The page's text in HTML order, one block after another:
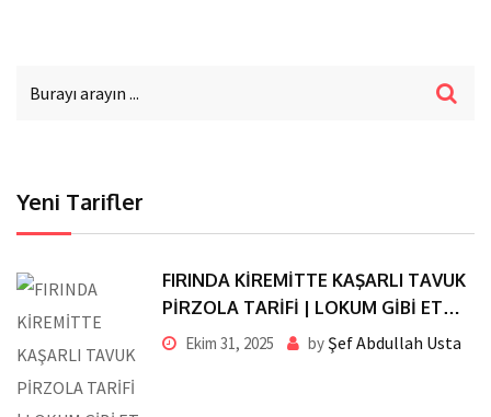
Yeni Tarifler
FIRINDA KİREMİTTE KAŞARLI TAVUK
PİRZOLA TARİFİ | LOKUM GİBİ ET
ERİYEN KAŞAR TADINDA
Ekim 31, 2025 byŞef Abdullah Usta